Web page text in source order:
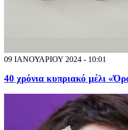
09 ΙΑΝΟΥΑΡΙΟΥ 2024 - 10:01
40 χρόνια κυπριακό μέλι